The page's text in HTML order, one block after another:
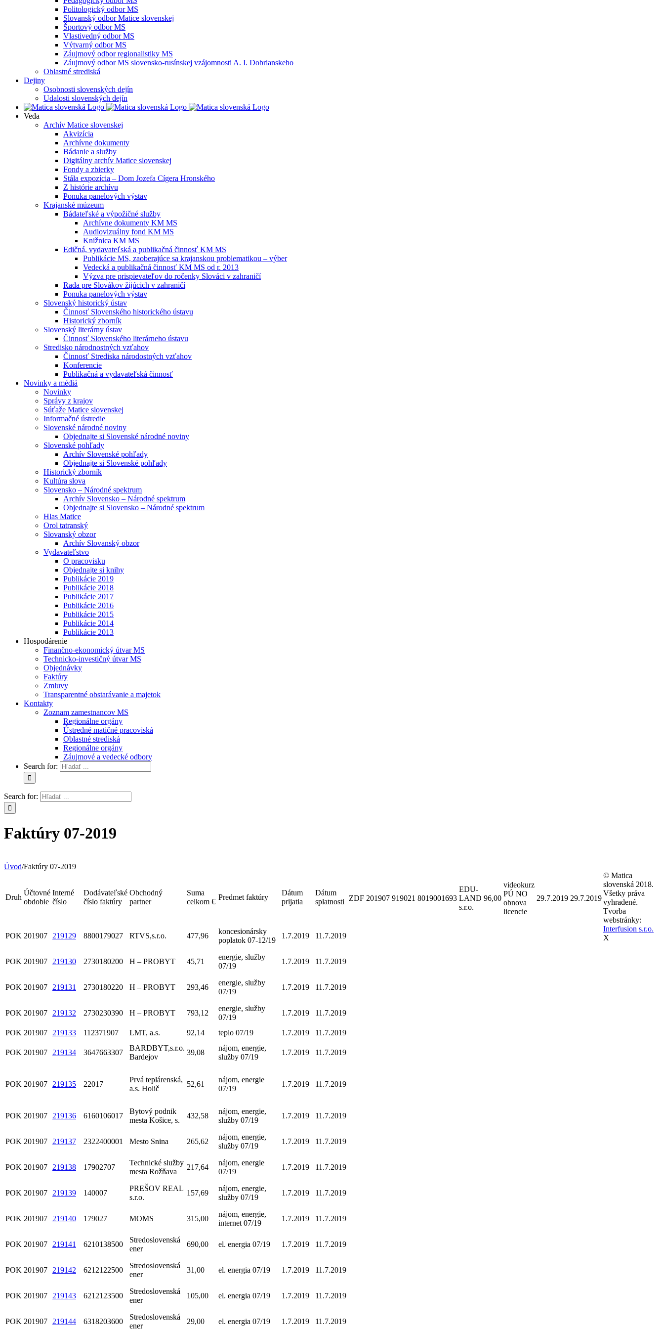
Politologický odbor MS
Slovanský odbor Matice slovenskej
Športový odbor MS
Vlastivedný odbor MS
Výtvarný odbor MS
Záujmový odbor regionalistiky MS
Záujmový odbor MS slovensko-rusínskej vzájomnosti A. I. Dobrianskeho
Oblastné strediská
Dejiny
Osobnosti slovenských dejín
Udalosti slovenských dejín
Veda
Archív Matice slovenskej
Akvizícia
Archívne dokumenty
Bádanie a služby
Digitálny archív Matice slovenskej
Fondy a zbierky
Stála expozícia – Dom Jozefa Cígera Hronského
Z histórie archívu
Ponuka panelových výstav
Krajanské múzeum
Bádateľské a výpožičné služby
Archívne dokumenty KM MS
Audiovizuálny fond KM MS
Knižnica KM MS
Edičná, vydavateľská a publikačná činnosť KM MS
Publikácie MS, zaoberajúce sa krajanskou problematikou – výber
Vedecká a publikačná činnosť KM MS od r. 2013
Výzva pre prispievateľov do ročenky Slováci v zahraničí
Rada pre Slovákov žijúcich v zahraničí
Ponuka panelových výstav
Slovenský historický ústav
Činnosť Slovenského historického ústavu
Historický zborník
Slovenský literárny ústav
Činnosť Slovenského literárneho ústavu
Stredisko národnostných vzťahov
Činnosť Strediska národostných vzťahov
Konferencie
Publikačná a vydavateľská činnosť
Novinky a médiá
Novinky
Správy z krajov
Súťaže Matice slovenskej
Informačné ústredie
Slovenské národné noviny
Objednajte si Slovenské národné noviny
Slovenské pohľady
Archív Slovenské pohľady
Objednajte si Slovenské pohľady
Historický zborník
Kultúra slova
Slovensko – Národné spektrum
Archív Slovensko – Národné spektrum
Objednajte si Slovensko – Národné spektrum
Hlas Matice
Orol tatranský
Slovanský obzor
Archív Slovanský obzor
Vydavateľstvo
O pracovisku
Objednajte si knihy
Publikácie 2019
Publikácie 2018
Publikácie 2017
Publikácie 2016
Publikácie 2015
Publikácie 2014
Publikácie 2013
Hospodárenie
Finančno-ekonomický útvar MS
Technicko-investičný útvar MS
Objednávky
Faktúry
Zmluvy
Transparentné obstarávanie a majetok
Kontakty
Zoznam zamestnancov MS
Regionálne orgány
Ústredné matičné pracoviská
Oblastné strediská
Regionálne orgány
Záujmové a vedecké odbory
Search for:
Search for:
Faktúry 07-2019
Úvod/Faktúry 07-2019
Druh
Účtovné
obdobie
Interné
číslo
Dodávateľské
číslo faktúry
Obchodný
partner
Suma
celkom €
Predmet faktúry
Dátum
prijatia
Dátum
splatnosti
ZDF 201907 919021 8019001693
EDU-
LAND
s.r.o.
96,00
videokurz
PÚ NO
obnova
licencie
29.7.2019 29.7.2019
POK 201907 219129 8800179027 RTVS,s.r.o. 477,96
koncesionársky
poplatok 07-12/19
1.7.2019 11.7.2019
POK 201907 219130 2730180200 H – PROBYT 45,71
energie, služby
07/19
1.7.2019 11.7.2019
POK 201907 219131 2730180220 H – PROBYT 293,46
energie, služby
07/19
1.7.2019 11.7.2019
POK 201907 219132 2730230390 H – PROBYT 793,12
energie, služby
07/19
1.7.2019 11.7.2019
POK 201907 219133 112371907 LMT, a.s. 92,14 teplo 07/19 1.7.2019 11.7.2019
POK 201907 219134 3647663307
BARDBYT,s.r.o.
Bardejov
39,08
nájom, energie,
služby 07/19
1.7.2019 11.7.2019
POK 201907 219135 22017
Prvá teplárenská,
a.s. Holič
52,61
nájom, energie
07/19
1.7.2019 11.7.2019
POK 201907 219136 6160106017
Bytový podnik
mesta Košice, s.
432,58
nájom, energie,
služby 07/19
1.7.2019 11.7.2019
POK 201907 219137 2322400001 Mesto Snina 265,62
nájom, energie,
služby 07/19
1.7.2019 11.7.2019
POK 201907 219138 17902707
Technické služby
mesta Rožňava
217,64
nájom, energie
07/19
1.7.2019 11.7.2019
POK 201907 219139 140007
PREŠOV REAL
s.r.o.
157,69
nájom, energie,
služby 07/19
1.7.2019 11.7.2019
POK 201907 219140 179027 MOMS 315,00
nájom, energie,
internet 07/19
1.7.2019 11.7.2019
POK 201907 219141 6210138500
Stredoslovenská
ener
690,00 el. energia 07/19 1.7.2019 11.7.2019
POK 201907 219142 6212122500
Stredoslovenská
ener
31,00 el. energia 07/19 1.7.2019 11.7.2019
POK 201907 219143 6212123500
Stredoslovenská
ener
105,00 el. energia 07/19 1.7.2019 11.7.2019
POK 201907 219144 6318203600
Stredoslovenská
ener
29,00 el. energia 07/19 1.7.2019 11.7.2019
© Matica
slovenská 2018.
Všetky práva
vyhradené.
Tvorba
webstránky:
Interfusion s.r.o.
X